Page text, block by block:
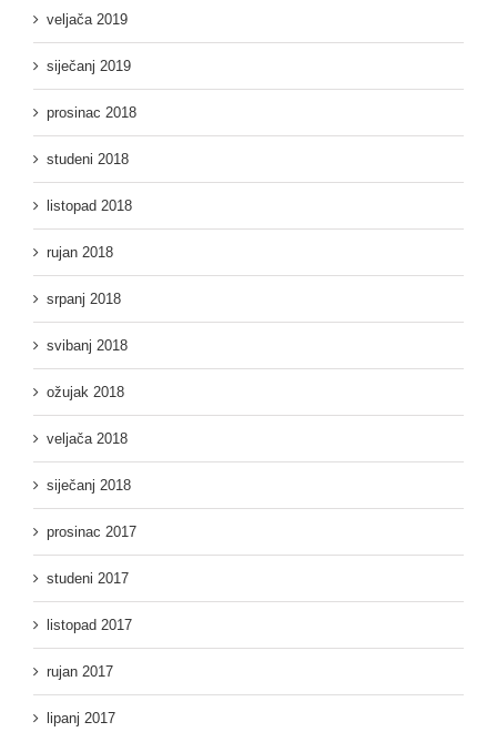
veljača 2019
siječanj 2019
prosinac 2018
studeni 2018
listopad 2018
rujan 2018
srpanj 2018
svibanj 2018
ožujak 2018
veljača 2018
siječanj 2018
prosinac 2017
studeni 2017
listopad 2017
rujan 2017
lipanj 2017